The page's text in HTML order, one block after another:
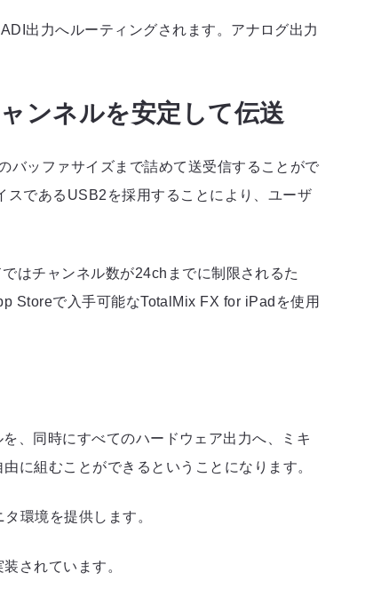
出力へルーティングされます。アナログ出力
ンネルを安定して伝送
バッファサイズまで詰めて送受信することがで
であるUSB2を採用することにより、ユーザ
はチャンネル数が24chまでに制限されるた
Storeで入手可能なTotalMix FX for iPadを使用
、同時にすべてのハードウェア出力へ、ミキ
に組むことができるということになります。
環境を提供します。
されています。